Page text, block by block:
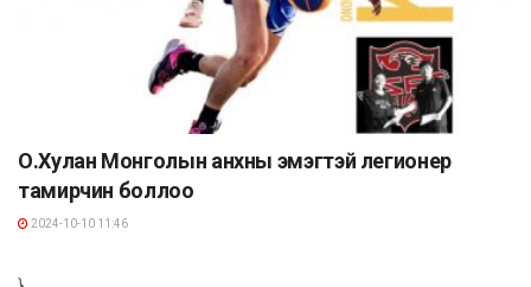
О.Хулан Монголын анхны эмэгтэй легионер
тамирчин боллоо
2024-10-10 11:46